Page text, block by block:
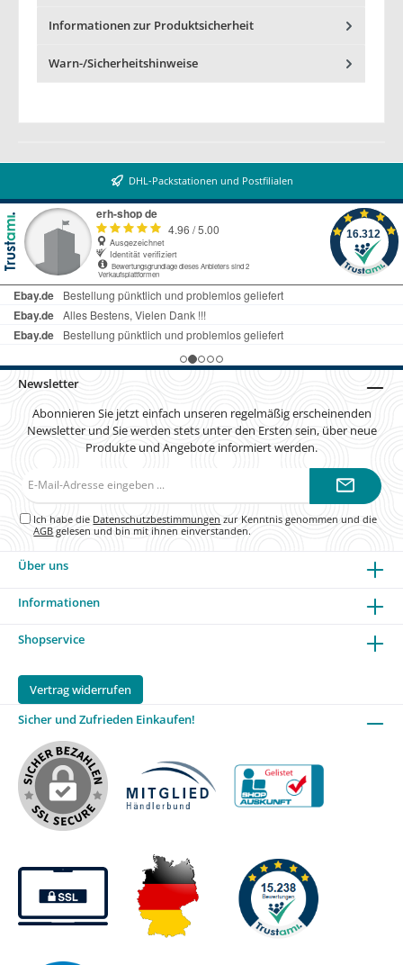
Informationen zur Produktsicherheit
Warn-/Sicherheitshinweise
DHL-Packstationen und Postfilialen
Newsletter
Abonnieren Sie jetzt einfach unseren regelmäßig erscheinenden
Newsletter und Sie werden stets unter den Ersten sein, über neue
Produkte und Angebote informiert werden.
Ich habe die Datenschutzbestimmungen zur Kenntnis genommen und die
AGB gelesen und bin mit ihnen einverstanden.
Über uns
Informationen
Shopservice
Vertrag widerrufen
Sicher und Zufrieden Einkaufen!